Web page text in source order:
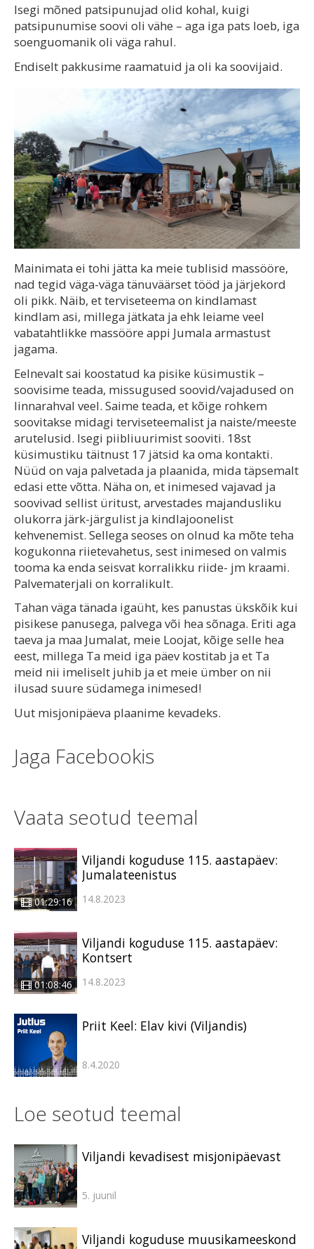
Isegi mõned patsipunujad olid kohal, kuigi
patsipunumise soovi oli vähe – aga iga pats loeb, iga
soenguomanik oli väga rahul.
Endiselt pakkusime raamatuid ja oli ka soovijaid.
Mainimata ei tohi jätta ka meie tublisid massööre,
nad tegid väga-väga tänuväärset tööd ja järjekord
oli pikk. Näib, et terviseteema on kindlamast
kindlam asi, millega jätkata ja ehk leiame veel
vabatahtlikke massööre appi Jumala armastust
jagama.
Eelnevalt sai koostatud ka pisike küsimustik –
soovisime teada, missugused soovid/vajadused on
linnarahval veel. Saime teada, et kõige rohkem
soovitakse midagi terviseteemalist ja naiste/meeste
arutelusid. Isegi piibliuurimist sooviti. 18st
küsimustiku täitnust 17 jätsid ka oma kontakti.
Nüüd on vaja palvetada ja plaanida, mida täpsemalt
edasi ette võtta. Näha on, et inimesed vajavad ja
soovivad sellist üritust, arvestades majandusliku
olukorra järk-järgulist ja kindlajoonelist
kehvenemist. Sellega seoses on olnud ka mõte teha
kogukonna riietevahetus, sest inimesed on valmis
tooma ka enda seisvat korralikku riide- jm kraami.
Palvematerjali on korralikult.
Tahan väga tänada igaüht, kes panustas ükskõik kui
pisikese panusega, palvega või hea sõnaga. Eriti aga
taeva ja maa Jumalat, meie Loojat, kõige selle hea
eest, millega Ta meid iga päev kostitab ja et Ta
meid nii imeliselt juhib ja et meie ümber on nii
ilusad suure südamega inimesed!
Uut misjonipäeva plaanime kevadeks.
Jaga Facebookis
Vaata seotud teemal
01:29:16
Viljandi koguduse 115. aastapäev:
Jumalateenistus
14.8.2023
01:08:46
Viljandi koguduse 115. aastapäev:
Kontsert
14.8.2023
Priit Keel: Elav kivi (Viljandis)
8.4.2020
Loe seotud teemal
Viljandi kevadisest misjonipäevast
5. juunil
Viljandi koguduse muusikameeskond